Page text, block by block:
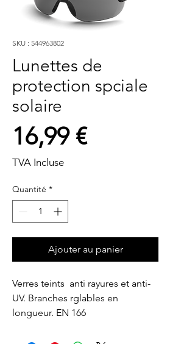
SKU : 544963802
Lunettes de
protection spciale
solaire
16,99 €Prix
TVA Incluse
Quantité *
Ajouter au panier
Verres teints  anti rayures et anti-
UV. Branches rglables en
longueur. EN 166